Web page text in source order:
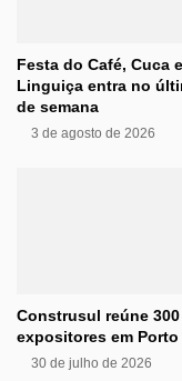
Festa do Café, Cuca e
Linguiça entra no
de semana
3 de agosto de 2026
Construsul reúne 300
expositores em Porto
30 de julho de 2026